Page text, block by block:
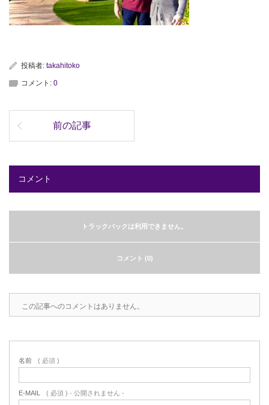
投稿者: takahitoko
コメント: 0
前の記事
コメント
トラックバックは利用できません。
コメント (0)
この記事へのコメントはありません。
名前 ( 必須 )
E-MAIL ( 必須 ) - 公開されません -